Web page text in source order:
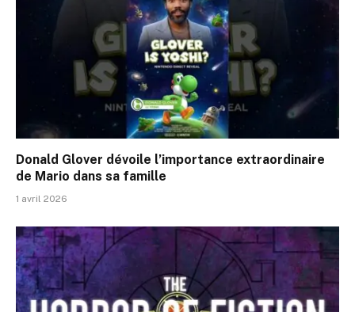
Donald Glover dévoile l’importance extraordinaire
de Mario dans sa famille
1 avril 2026